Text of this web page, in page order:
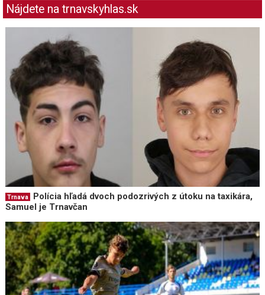
Nájdete na trnavskyhlas.sk
Trnava
Polícia hľadá dvoch podozrivých z útoku na taxikára,
Samuel je Trnavčan